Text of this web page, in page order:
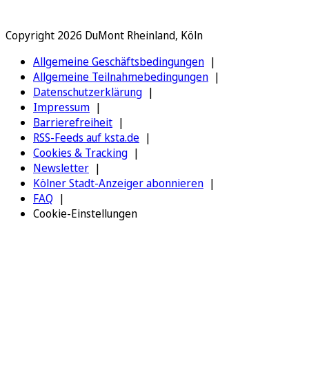
Copyright 2026 DuMont Rheinland, Köln
Allgemeine Geschäftsbedingungen
Allgemeine Teilnahmebedingungen
Datenschutzerklärung
Impressum
Barrierefreiheit
RSS-Feeds auf ksta.de
Cookies & Tracking
Newsletter
Kölner Stadt-Anzeiger abonnieren
FAQ
Cookie-Einstellungen